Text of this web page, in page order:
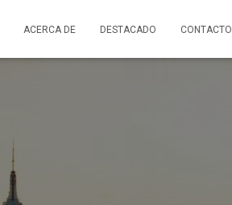
ACERCA DE DESTACADO CONTACTO